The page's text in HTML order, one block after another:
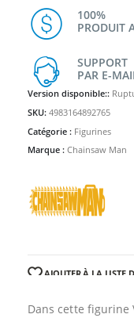
100%
PRODUIT
SUPPORT
PAR E-
Version disponible::
SKU: 4983164892765
Catégorie : Figurines
Marque : Chainsaw Man
AJOUTER À LA LISTE
Dans cette